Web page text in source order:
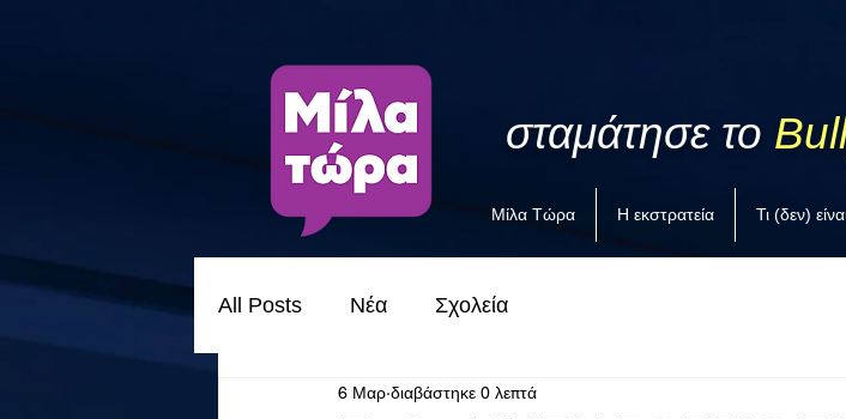
σταμάτησε το
Μίλα Τώρα Η εκστρατεία Τι (δεν)
All Posts Νέα Σχολεία
6 Μαρ διαβάστηκε 0 λεπτά